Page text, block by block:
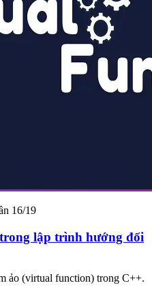
16/19
lập trình hướng đối
ảo (virtual function) trong C++.